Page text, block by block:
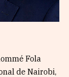
Fola
de Nairobi,